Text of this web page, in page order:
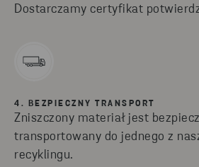
Dostarczamy certyfikat
4. BEZPIECZNY TRANSPORT
Zniszczony materiał jest
transportowany do jednego z
recyklingu.